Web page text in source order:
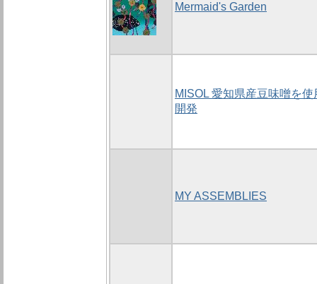
Mermaid's Garden
MISOL 愛知県産豆味噌を
開発
MY ASSEMBLIES